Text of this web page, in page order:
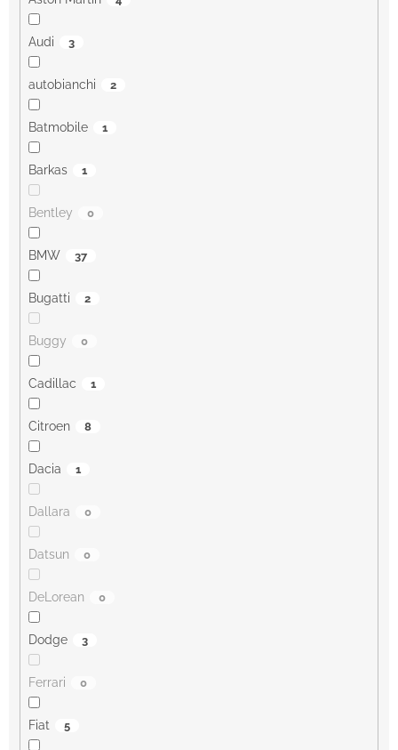
Audi 3
autobianchi 2
Batmobile 1
Barkas 1
Bentley 0
BMW 37
Bugatti 2
Buggy 0
Cadillac 1
Citroen 8
Dacia 1
Dallara 0
Datsun 0
DeLorean 0
Dodge 3
Ferrari 0
Fiat 5